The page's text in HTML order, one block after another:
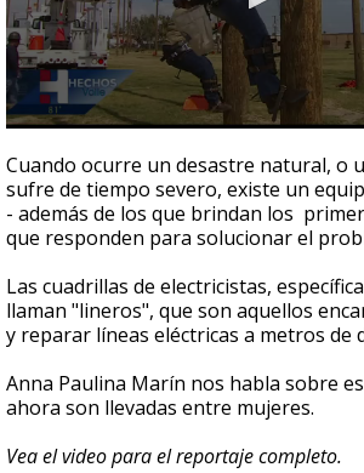
seconds
of
4
minutes,
8
seconds
Cuando ocurre un desastre natural, o
sufre de tiempo severo, existe un
- además de los que brindan los
que responden para solucionar el
Las cuadrillas de electricistas,
llaman "lineros", que son aquellos
y reparar líneas eléctricas a metros de
Anna Paulina Marín nos habla sobre
ahora son llevadas entre mujeres.
Vea el video para el reportaje completo.